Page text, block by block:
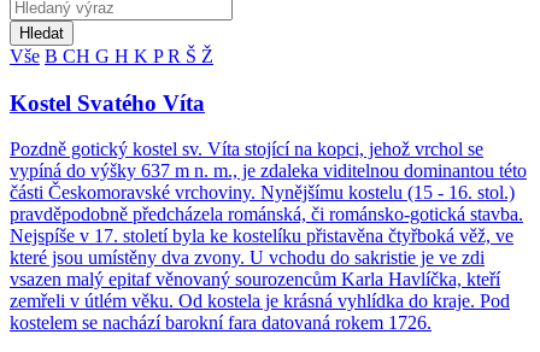
Hledat
Vše B CH G H K PR Š Ž
Kostel Svatého Víta
Pozdně gotický kostel sv. Víta stojící na kopci, jehož vrchol se
vypíná do výšky 637 m n. m., je zdaleka viditelnou dominantou této
části Českomoravské vrchoviny. Nynějšímu kostelu (15 - 16. stol.)
pravděpodobně předcházela románská, či románsko-gotická stavba.
Nejspíše v 17. století byla ke kostelíku přistavěna čtyřboká věž, ve
které jsou umístěny dva zvony. U vchodu do sakristie je ve zdi
vsazen malý epitaf věnovaný sourozencům Karla Havlíčka, kteří
zemřeli v útlém věku. Od kostela je krásná vyhlídka do kraje. Pod
kostelem se nachází barokní fara datovaná rokem 1726.